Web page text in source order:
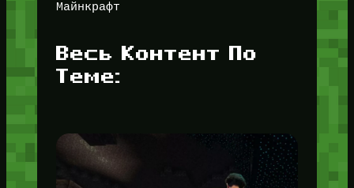
Майнкрафт
Весь Контент По
Теме: